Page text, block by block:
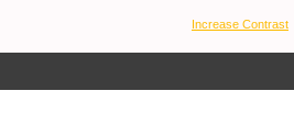
Increase Contrast